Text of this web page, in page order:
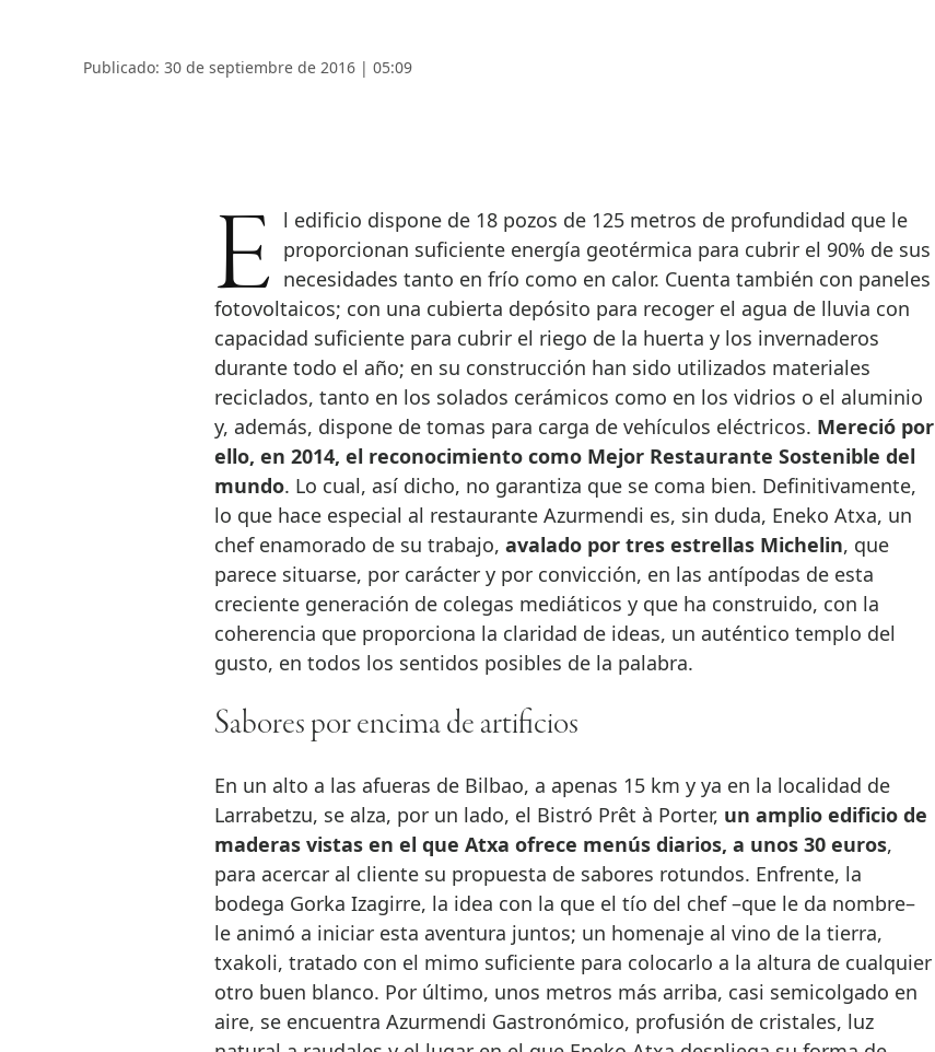
Publicado: 30 de septiembre de 2016 | 05:09
El edificio dispone de 18 pozos de 125 metros de profundidad que le proporcionan suficiente energía geotérmica para cubrir el 90% de sus
necesidades tanto en frío como en calor. Cuenta también con paneles
fotovoltaicos; con una cubierta depósito para recoger el agua de lluvia con
capacidad suficiente para cubrir el riego de la huerta y los invernaderos
durante todo el año; en su construcción han sido utilizados materiales
reciclados, tanto en los solados cerámicos como en los vidrios o el aluminio
y, además, dispone de tomas para carga de vehículos eléctricos. Mereció por
ello, en 2014, el reconocimiento como Mejor Restaurante Sostenible del
mundo. Lo cual, así dicho, no garantiza que se coma bien. Definitivamente,
lo que hace especial al restaurante Azurmendi es, sin duda, Eneko Atxa, un
chef enamorado de su trabajo, avalado por tres estrellas Michelin, que
parece situarse, por carácter y por convicción, en las antípodas de esta
creciente generación de colegas mediáticos y que ha construido, con la
coherencia que proporciona la claridad de ideas, un auténtico templo del
gusto, en todos los sentidos posibles de la palabra.
Sabores por encima de artificios
En un alto a las afueras de Bilbao, a apenas 15 km y ya en la localidad de
Larrabetzu, se alza, por un lado, el Bistró Prêt à Porter, un amplio edificio de
maderas vistas en el que Atxa ofrece menús diarios, a unos 30 euros,
para acercar al cliente su propuesta de sabores rotundos. Enfrente, la
bodega Gorka Izagirre, la idea con la que el tío del chef –que le da nombre–
le animó a iniciar esta aventura juntos; un homenaje al vino de la tierra,
txakoli, tratado con el mimo suficiente para colocarlo a la altura de cualquier
otro buen blanco. Por último, unos metros más arriba, casi semicolgado en
aire, se encuentra Azurmendi Gastronómico, profusión de cristales, luz